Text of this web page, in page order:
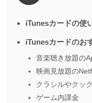
iTunesカードの使
iTunesカードのお
音楽聴き放題の
映画見放題の
クラシルやクッ
ゲーム内課金